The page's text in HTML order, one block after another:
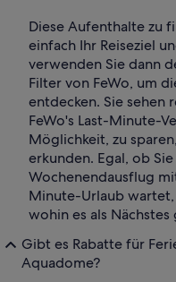
Diese Aufenthalte zu
einfach Ihr Reiseziel
verwenden Sie dann
Filter von FeWo, um
entdecken. Sie sehen
FeWo's Last-Minute-
Möglichkeit, zu
erkunden. Egal, ob
Wochenendausflug
Minute-Urlaub wartet,
wohin es als Nächstes
Gibt es Rabatte für
Aquadome?